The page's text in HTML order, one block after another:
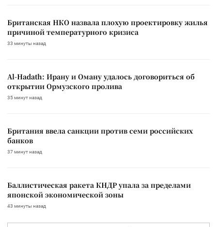
Британская НКО назвала плохую проектировку жилья
причиной температурного кризиса
33 минуты назад
Al-Hadath: Ирану и Оману удалось договориться об
открытии Ормузского пролива
35 минут назад
Британия ввела санкции против семи российских
банков
37 минут назад
Баллистическая ракета КНДР упала за пределами
японской экономической зоны
43 минуты назад